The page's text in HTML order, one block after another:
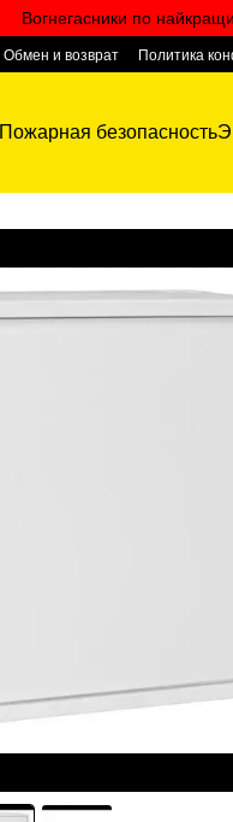
Вогнегасники по
Обмен и возврат Политика
Пожарная безопасность